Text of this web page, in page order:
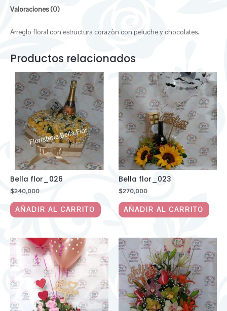
Valoraciones (0)
Arreglo floral con estructura corazòn con peluche y chocolates.
Productos relacionados
Bella flor_026
$240,000
AÑADIR AL CARRITO
Bella flor_023
$270,000
AÑADIR AL CARRITO